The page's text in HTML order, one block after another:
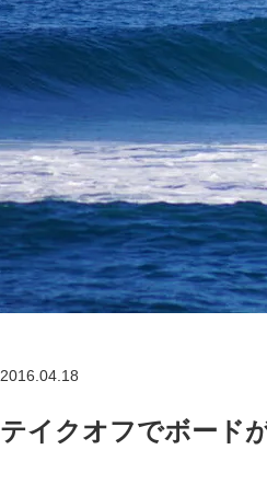
2016.04.18
テイクオフでボード